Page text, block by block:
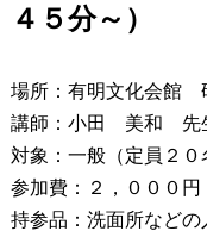
４５分～）
場所：有明文化会館
講師：小田 美和 先
対象：一般（定員２０
参加費：２，０００円
持参品：洗面所などの